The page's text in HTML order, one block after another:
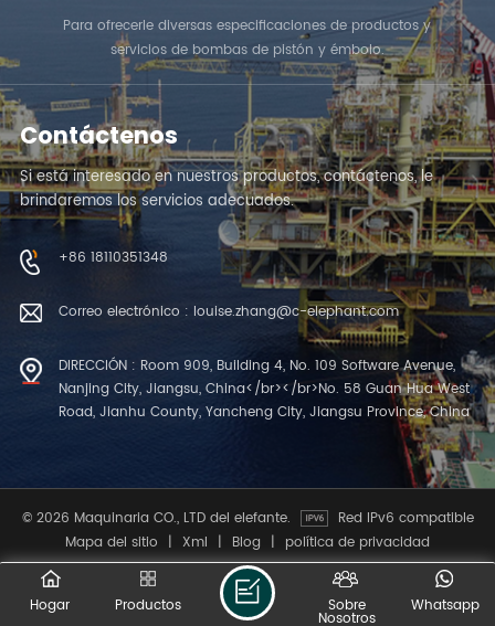
Para ofrecerle diversas especificaciones de productos y
servicios de bombas de pistón y émbolo.
Contáctenos
Si está interesado en nuestros productos, contáctenos, le
brindaremos los servicios adecuados.
+86 18110351348
Correo electrónico : louise.zhang@c-elephant.com
DIRECCIÓN : Room 909, Building 4, No. 109 Software Avenue,
Nanjing City, Jiangsu, China</br></br>No. 58 Guan Hua West
Road, Jianhu County, Yancheng City, Jiangsu Province, China
© 2026 Maquinaria CO., LTD del elefante.
Red IPv6 compatible
Mapa del sitio | Xml | Blog | política de privacidad
Hogar Productos Whatsapp
Sobre
Nosotros